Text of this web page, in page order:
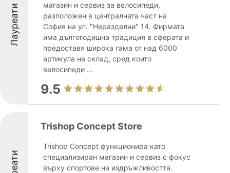
Лауреати
магазин и сервиз за велосипеди,
разположен в централната част на
София на ул. "Неразделни" 14. Фирмата
има дългогодишна традиция в сферата и
предоставя широка гама от над 6000
артикула на склад, сред които
велосипеди ...
9.5
Trishop Concept Store
Trishop Concept функционира като
специализиран магазин и сервиз с фокус
върху спортове на издръжливостта.